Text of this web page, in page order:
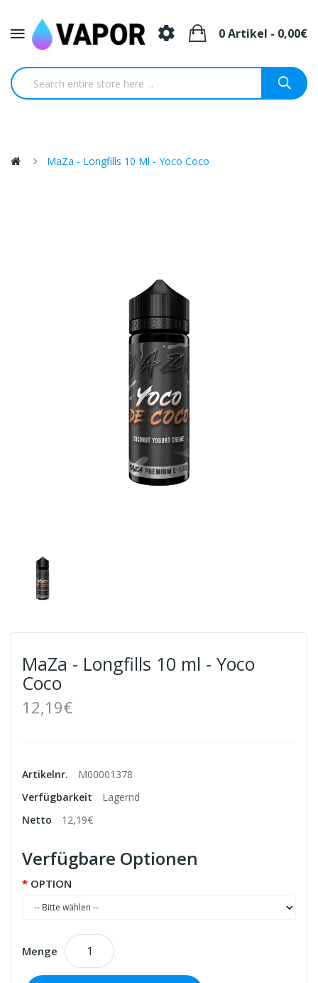
0 Artikel - 0,00€
MaZa - Longfills 10 Ml - Yoco Coco
MaZa - Longfills 10 ml - Yoco
Coco
12,19€
Artikelnr.
M00001378
Verfügbarkeit
Lagernd
Netto
12,19€
Verfügbare Optionen
OPTION
Menge